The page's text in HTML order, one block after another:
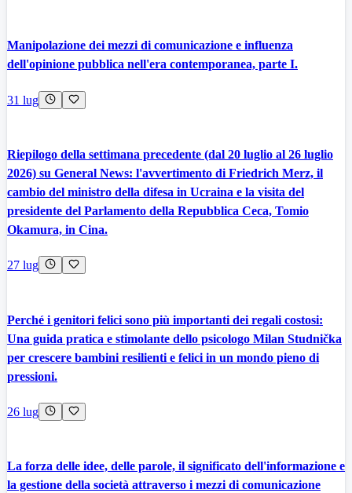
Manipolazione dei mezzi di comunicazione e influenza
dell'opinione pubblica nell'era contemporanea, parte I.
31 lug
Riepilogo della settimana precedente (dal 20 luglio al 26 luglio
2026) su General News: l'avvertimento di Friedrich Merz, il
cambio del ministro della difesa in Ucraina e la visita del
presidente del Parlamento della Repubblica Ceca, Tomio
Okamura, in Cina.
27 lug
Perché i genitori felici sono più importanti dei regali costosi:
Una guida pratica e stimolante dello psicologo Milan Studnička
per crescere bambini resilienti e felici in un mondo pieno di
pressioni.
26 lug
La forza delle idee, delle parole, il significato dell'informazione e
la gestione della società attraverso i mezzi di comunicazione